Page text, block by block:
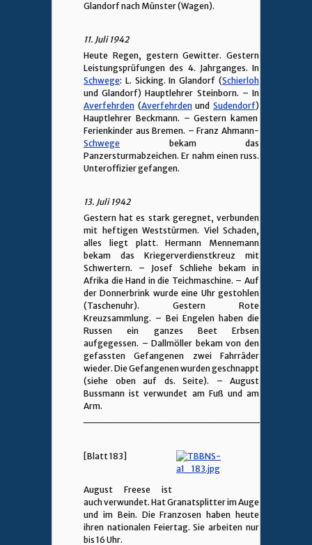
Glandorf nach Münster (Wagen).
11. Juli 1942
Heute Regen, gestern Gewitter. Gestern
Leistungsprüfungen des 4. Jahrganges. In
Schwege: L. Sicking. In Glandorf (Schierloh
und Glandorf) Hauptlehrer Steinborn. – In
Averfehrden (AverfehrdenundSudendorf)
Hauptlehrer Beckmann. – Gestern kamen
Ferienkinder aus Bremen. – Franz Ahmann-
Schwege bekam das
Panzersturmabzeichen. Er nahm einen russ.
Unteroffizier gefangen.
13. Juli 1942
Gestern hat es stark geregnet, verbunden
mit heftigen Weststürmen. Viel Schaden,
alles liegt platt. Hermann Mennemann
bekam das Kriegerverdienstkreuz mit
Schwertern. – Josef Schliehe bekam in
Afrika die Hand in die Teichmaschine. – Auf
der Donnerbrink wurde eine Uhr gestohlen
(Taschenuhr). Gestern Rote
Kreuzsammlung. – Bei Engelen haben die
Russen ein ganzes Beet Erbsen
aufgegessen. – Dallmöller bekam von den
gefassten Gefangenen zwei Fahrräder
wieder. Die Gefangenen wurden geschnappt
(siehe oben auf ds. Seite). – August
Bussmann ist verwundet am Fuß und am
Arm.
[Blatt 183]
August Freese ist
auch verwundet. Hat Granatsplitter im Auge
und im Bein. Die Franzosen haben heute
ihren nationalen Feiertag. Sie arbeiten nur
bis 16 Uhr.